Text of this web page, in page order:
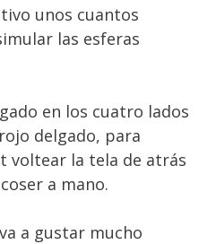
unos cuantos
las esferas
en los cuatro lados
delgado, para
voltear la tela de atrás
a mano.
a gustar mucho